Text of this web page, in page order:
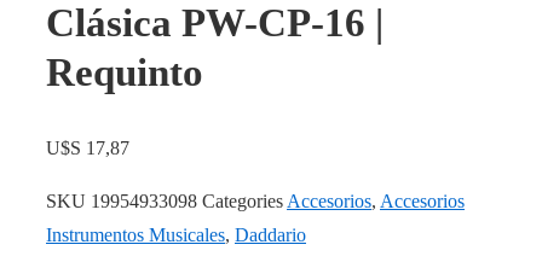
Clásica PW-CP-16 |
Requinto
U$S 17,87
SKU 19954933098 Categories Accesorios, Accesorios
Instrumentos Musicales, Daddario